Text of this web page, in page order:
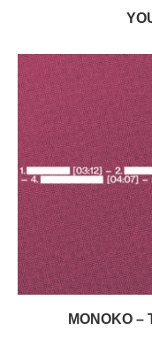
MONOKO –